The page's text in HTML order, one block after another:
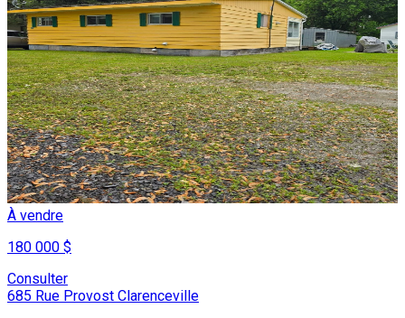
À vendre
180 000 $
Consulter
685 Rue Provost Clarenceville